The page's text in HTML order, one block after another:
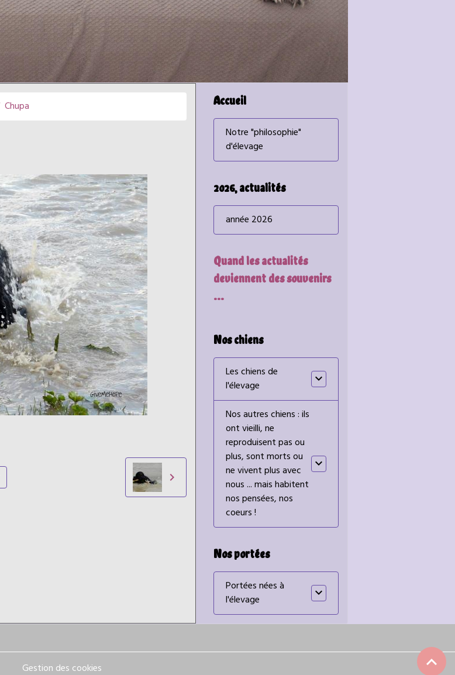
Chupa Accueil
Notre "philosophie"
d'élevage
2026, actualités
année 2026
Quand les actualités
deviennent des souvenirs
...
Nos chiens
Les chiens de
l'élevage
Nos autres chiens : ils
ont vieilli, ne
reproduisent pas ou
plus, sont morts ou
ne vivent plus avec
nous ... mais habitent
nos pensées, nos
coeurs !
Nos portées
Portées nées à
l'élevage
Gestion des cookies